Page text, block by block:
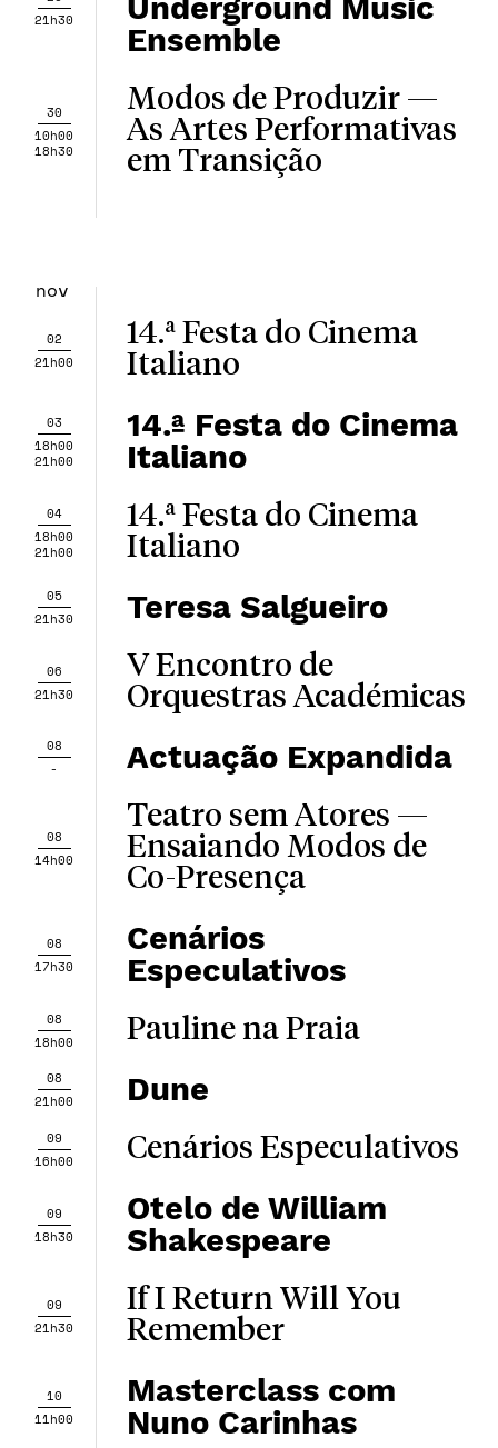
21h30
Underground Music
Ensemble
30
10h00
18h30
Modos de Produzir —
As Artes Performativas
em Transição
nov
02
21h00
14.ª Festa do Cinema
Italiano
03
18h00
21h00
14.ª Festa do Cinema
Italiano
04
18h00
21h00
14.ª Festa do Cinema
Italiano
05
21h30
Teresa Salgueiro
06
21h30
V Encontro de
Orquestras Académicas
08
-
Actuação Expandida
08
14h00
Teatro sem Atores —
Ensaiando Modos de
Co-Presença
08
17h30
Cenários
Especulativos
08
18h00
Pauline na Praia
08
21h00
Dune
09
16h00
Cenários Especulativos
09
18h30
Otelo de William
Shakespeare
09
21h30
If I Return Will You
Remember
10
11h00
Masterclass com
Nuno Carinhas